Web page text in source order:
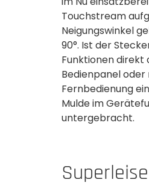
Touchstream­
Neigungswinkel
90°. Ist der
Funktionen
Bedienpanel
Fernbedienung
Mulde im
untergebracht.